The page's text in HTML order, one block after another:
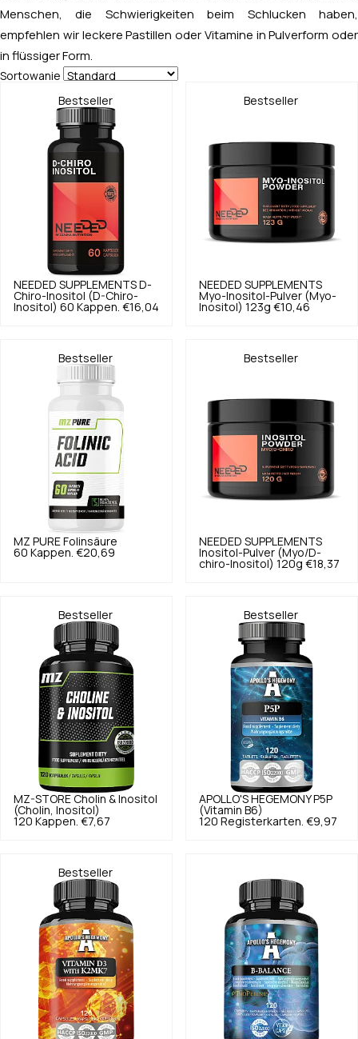
Menschen, die Schwierigkeiten beim Schlucken haben,
empfehlen wir leckere Pastillen oder Vitamine in Pulverform oder
in flüssiger Form.
Sortowanie
Bestseller
NEEDED SUPPLEMENTS D-
Chiro-Inositol (D-Chiro-
Inositol) 60 Kappen. €16,04
Bestseller
NEEDED SUPPLEMENTS
Myo-Inositol-Pulver (Myo-
Inositol) 123g €10,46
Bestseller
MZ PURE Folinsäure
60 Kappen. €20,69
Bestseller
NEEDED SUPPLEMENTS
Inositol-Pulver (Myo/D-
chiro-Inositol) 120g €18,37
Bestseller
MZ-STORE Cholin & Inositol
(Cholin, Inositol)
120 Kappen. €7,67
Bestseller
APOLLO'S HEGEMONY P5P
(Vitamin B6)
120 Registerkarten. €9,97
Bestseller